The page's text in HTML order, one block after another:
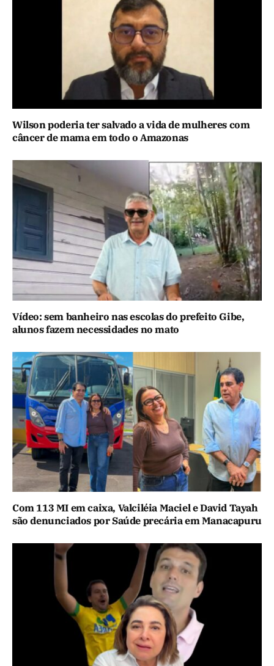
Wilson poderia ter salvado a vida de mulheres com
câncer de mama em todo o Amazonas
Vídeo: sem banheiro nas escolas do prefeito Gibe,
alunos fazem necessidades no mato
Com 113 MI em caixa, Valciléia Maciel e David Tayah
são denunciados por Saúde precária em Manacapuru